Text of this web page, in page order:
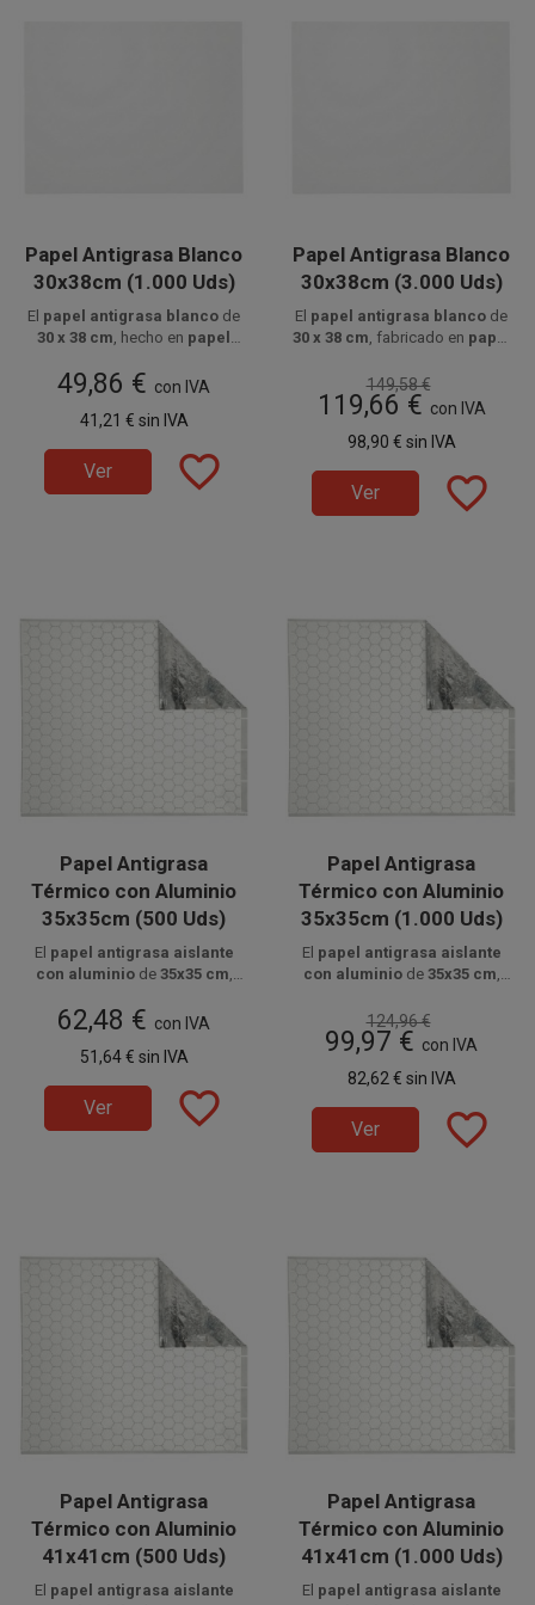
Papel Antigrasa Blanco
30x38cm (1.000 Uds)
El papel antigrasa blanco de
30 x 38 cm, hecho en papel
gr/m² , protege alimentos
grasos como hamburguesas y
bocadillos, evitando filtraciones
y ofreciendo una imagen limpia
y profesional.
paquetes de 1000 unidades.
49,86 € con IVA
41,21 € sin IVA
Ver favorite_border
Papel Antigrasa Blanco
30x38cm (3.000 Uds)
El papel antigrasa blanco de
30 x 38 cm, fabricado en papel
, protege alimentos
grasos como hamburguesas y
bocadillos, evitando filtraciones
y ofreciendo una presentación
limpia.
de 3000 unidades, distribuidas
en 3 paquetes de 1000
149,58 €
119,66 € con IVA
98,90 € sin IVA
Ver favorite_border
Papel Antigrasa
Térmico con Aluminio
35x35cm (500 Uds)
El papel antigrasa aislante
con aluminiode 35x35 cm,
blancoyaluminio, mantiene
alimentos calientes y sin
filtraciones, ideal para
hamburguesas y comida rápida.
paquetes de 500 unidades.
62,48 € con IVA
51,64 € sin IVA
Ver favorite_border
Papel Antigrasa
Térmico con Aluminio
35x35cm (1.000 Uds)
El papel antigrasa aislante
con aluminiode 35x35 cm,
aluminio
alimentos calientes y sin
filtraciones, ideal para
hamburguesas y comida rápida.
de 1000 unidades, distribuidas
en 2 paquetes de 500 unidades.
124,96 €
99,97 € con IVA
82,62 € sin IVA
Ver favorite_border
Papel Antigrasa
Térmico con Aluminio
41x41cm (500 Uds)
El papel antigrasa aislante
Papel Antigrasa
Térmico con Aluminio
41x41cm (1.000 Uds)
El papel antigrasa aislante